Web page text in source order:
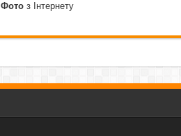
Фотоз Інтернету